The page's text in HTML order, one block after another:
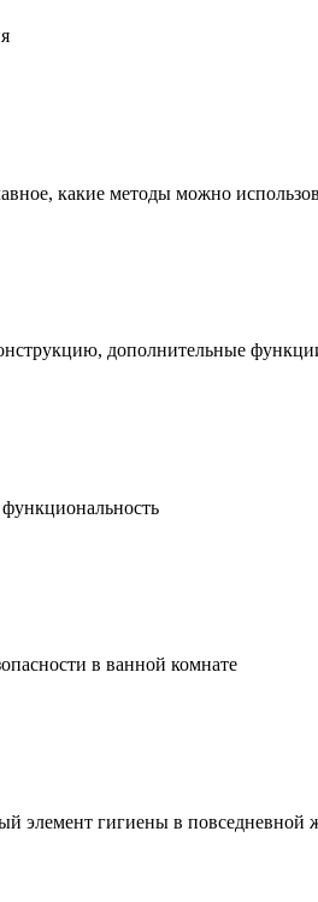
какие методы можно
дополнительные
в ванной комнате
элемент гигиены в повседневной